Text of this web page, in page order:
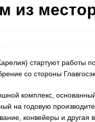
из
стартуют работы
со стороны
комплекс,
на годовую
конвейеры и другая